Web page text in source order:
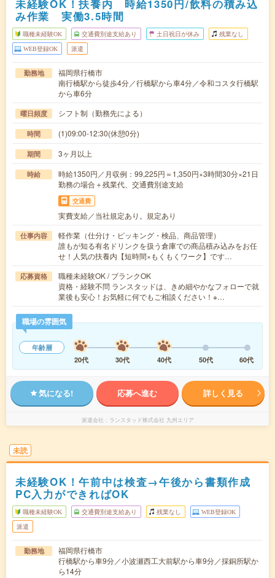
未経験OK！扶養内 時給1350円/飲料の積み込
み作業 実働3.5時間
職種未経験OK 交通費別途支給あり 土日祝日が休み 残業なし
WEB登録OK 派遣
勤務地
福岡県行橋市
南行橋駅から徒歩4分／行橋駅から車4分／令和コスタ行橋駅
から車6分
曜日頻度 シフト制（勤務先による）
時間 (1)09:00-12:30(休憩0分)
期間 3ヶ月以上
時給
時給1350円／月収例：99,225円＝1,350円×3時間30分×21日
勤務の場合＋残業代、交通費別途支給
交通費
実費支給／当社規定あり。規定あり
仕事内容
軽作業（仕分け・ピッキング・検品、商品管理）
誰もが知る有名ドリンクを扱う倉庫での商品積み込みをお任
せ！人気の扶養内【短時間×もくもくワーク】です…
応募資格
職種未経験OK / ブランクOK
資格・経験不問 ランスタッドは、きめ細やかなフォローで就
業後も安心！お気軽に何でもご相談ください！※…
職場の雰囲気
年齢層
20代
30代 40代 50代 60代
気になる! 応募へ進む 詳しく見る
派遣会社 ランスタッド株式会社 九州エリア
未読
未経験OK！午前中は検査→午後から書類作成
PC入力ができればOK
職種未経験OK 交通費別途支給あり 残業なし WEB登録OK
派遣
勤務地
福岡県行橋市
行橋駅から車9分／小波瀬西工大前駅から車9分／採銅所駅か
ら14分